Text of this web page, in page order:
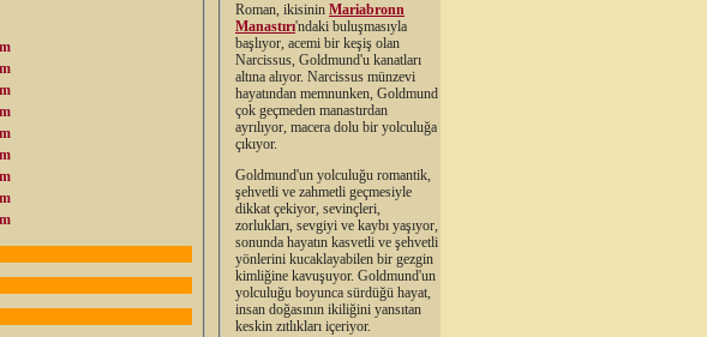
Roman, ikisinin Mariabronn
Manastırı'ndaki buluşmasıyla
başlıyor, acemi bir keşiş olan
Narcissus, Goldmund'u kanatları
altına alıyor. Narcissus münzevi
hayatından memnunken, Goldmund
çok geçmeden manastırdan
ayrılıyor, macera dolu bir yolculuğa
çıkıyor.
Goldmund'un yolculuğu romantik,
şehvetli ve zahmetli geçmesiyle
dikkat çekiyor, sevinçleri,
zorlukları, sevgiyi ve kaybı yaşıyor,
sonunda hayatın kasvetli ve şehvetli
yönlerini kucaklayabilen bir gezgin
kimliğine kavuşuyor. Goldmund'un
yolculuğu boyunca sürdüğü hayat,
insan doğasının ikiliğini yansıtan
keskin zıtlıkları içeriyor.